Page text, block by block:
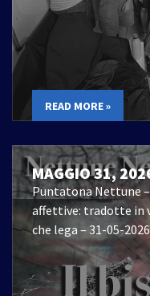
READ MORE »
MAGGIO 31,
Puntatona Nettune –
affettive: tradotte in
che lega – 31-05-2026